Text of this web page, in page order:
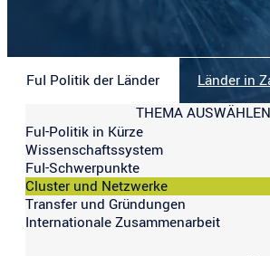
FuI Politik der Länder
Länder in
THEMA AUSWÄHLEN
FuI-Politik in Kürze
Wissenschaftssystem
FuI-Schwerpunkte
Cluster und Netzwerke
Transfer und Gründungen
Internationale Zusammenarbeit